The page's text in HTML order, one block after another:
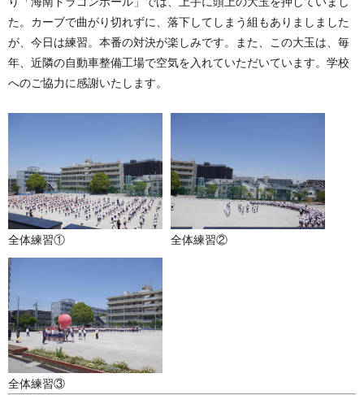
た。カーブで曲がり切れずに、落下してしまう組もありましました
が、今日は練習。本番の対決が楽しみです。また、この大玉は、毎
年、近隣の自動車整備工場で空気を入れていただいています。学校
へのご協力に感謝いたします。
全体練習① 全体練習②
全体練習③